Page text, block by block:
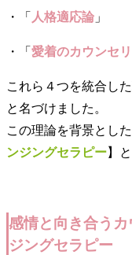
・「 人格適応論 」
・「 愛着のカウンセ
これら４つを統合し
と名づけました。
この理論を背景とし
ンジングセラピー】
感情と向き合う
ジングセラピー